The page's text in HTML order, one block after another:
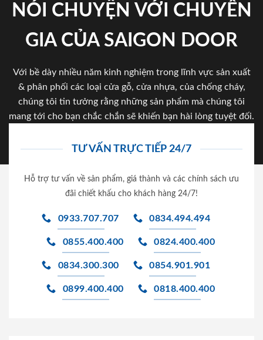
NÓI CHUYỆN VỚI CHUYÊN
GIA CỦA SAIGON DOOR
Với bề dày nhiều năm kinh nghiệm trong lĩnh vực sản xuất
& phân phối các loại cửa gỗ, cửa nhựa, của chống cháy,
chúng tôi tin tưởng rằng những sản phẩm mà chúng tôi
mang tới cho bạn chắc chắn sẽ khiến bạn hài lòng tuyệt đối.
TƯ VẤN TRỰC TIẾP 24/7
Hỗ trợ tư vấn về sản phẩm, giá thành và các chính sách ưu
đãi chiết khấu cho khách hàng 24/7!
0933.707.707 0834.494.494
0855.400.400 0824.400.400
0834.300.300 0854.901.901
0899.400.400 0818.400.400